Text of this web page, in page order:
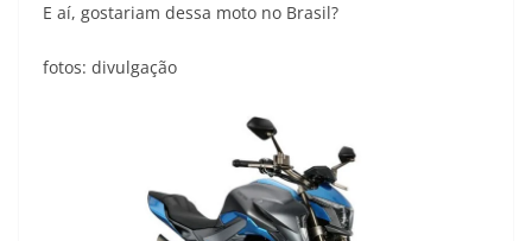
E aí, gostariam dessa moto no Brasil?
fotos: divulgação